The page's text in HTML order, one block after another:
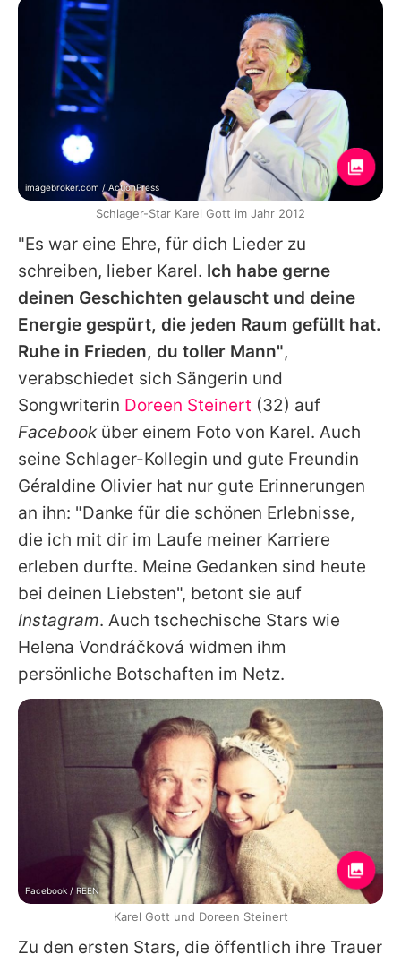
"Es war eine Ehre, für dich Lieder zu
schreiben, lieber Karel. Ich habe gerne
deinen Geschichten gelauscht und deine
Energie gespürt, die jeden Raum gefüllt hat.
Ruhe in Frieden, du toller Mann",
verabschiedet sich Sängerin und
Songwriterin Doreen Steinert (32) auf
Facebooküber einem Foto von Karel. Auch
seine Schlager-Kollegin und gute Freundin
Géraldine Olivier hat nur gute Erinnerungen
an ihn: "Danke für die schönen Erlebnisse,
die ich mit dir im Laufe meiner Karriere
erleben durfte. Meine Gedanken sind heute
bei deinen Liebsten", betont sie auf
Instagram. Auch tschechische Stars wie
Helena Vondráčková widmen ihm
persönliche Botschaften im Netz.
Zu den ersten Stars, die öffentlich ihre Trauer
imagebroker.com / ActionPress
Schlager-Star Karel Gott im Jahr 2012
Facebook / REEN
Karel Gott und Doreen Steinert